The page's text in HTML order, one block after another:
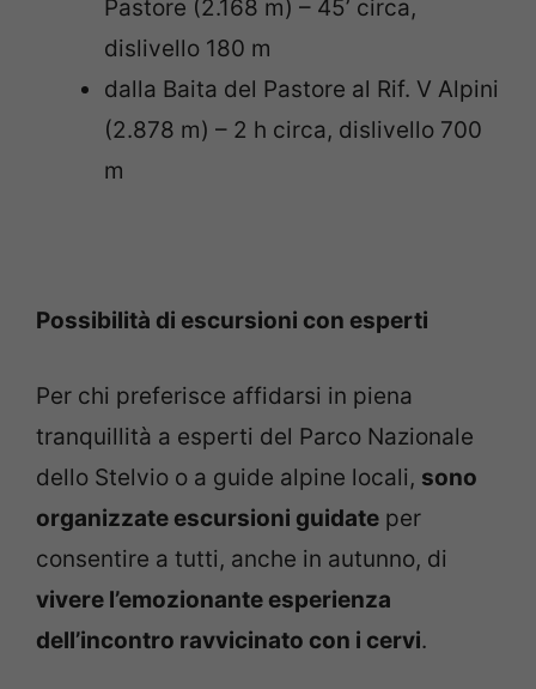
Pastore (2.168 m) – 45’ circa,
dislivello 180 m
dalla Baita del Pastore al Rif. V Alpini
(2.878 m) – 2 h circa, dislivello 700
m
Possibilità di escursioni con esperti
Per chi preferisce affidarsi in piena
tranquillità a esperti del Parco Nazionale
dello Stelvio o a guide alpine locali, sono
organizzate escursioni guidate per
consentire a tutti, anche in autunno, di
vivere l’emozionante esperienza
dell’incontro ravvicinato con i cervi.